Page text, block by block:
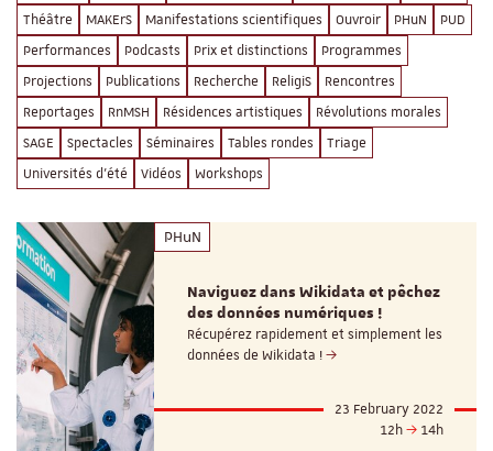
Théâtre
MAKErS Manifestations scientifiques Ouvroir PHuN
PUD
Performances
Podcasts Prix et distinctions
Programmes
Projections
Publications Recherche ReligiS
Rencontres
Reportages
RnMSH Résidences artistiques
Révolutions morales
SAGE
Spectacles Séminaires Tables rondes
Triage
Universités d'été
Vidéos Workshops
PHuN
Naviguez dans Wikidata et pêchez
des données numériques !
Récupérez rapidement et simplement les
données de Wikidata !
23 February 2022
12h
14h